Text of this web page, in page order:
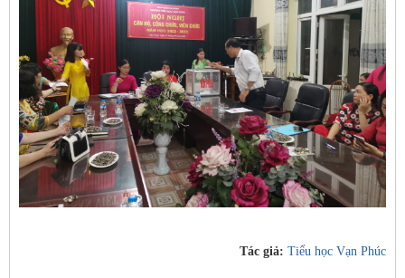
Tác giả: Tiểu học Vạn Phúc